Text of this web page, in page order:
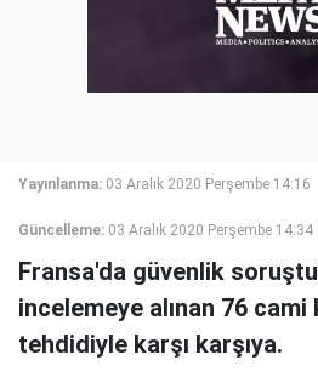
Yayınlanma: 03 Aralık 2020 Perşembe 14:16
Güncelleme: 03 Aralık 2020 Perşembe 14:34
Fransa'da güvenlik
incelemeye alınan 76 cami
tehdidiyle karşı karşıya.